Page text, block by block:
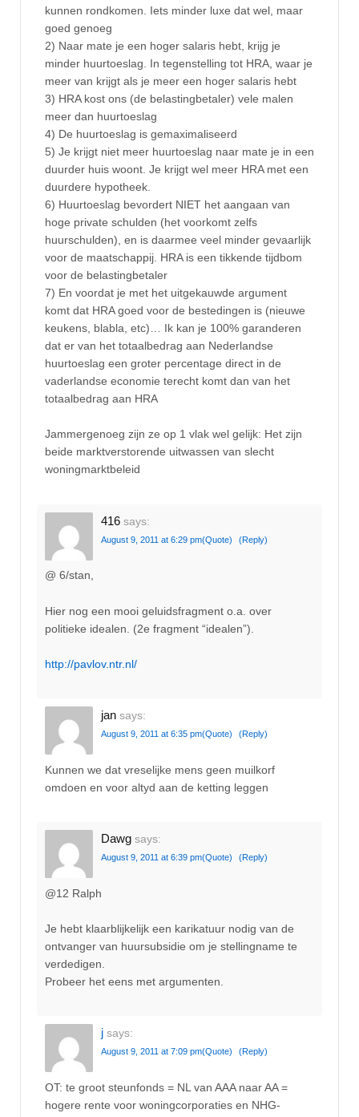
kunnen rondkomen. Iets minder luxe dat wel, maar
goed genoeg
2) Naar mate je een hoger salaris hebt, krijg je
minder huurtoeslag. In tegenstelling tot HRA, waar je
meer van krijgt als je meer een hoger salaris hebt
3) HRA kost ons (de belastingbetaler) vele malen
meer dan huurtoeslag
4) De huurtoeslag is gemaximaliseerd
5) Je krijgt niet meer huurtoeslag naar mate je in een
duurder huis woont. Je krijgt wel meer HRA met een
duurdere hypotheek.
6) Huurtoeslag bevordert NIET het aangaan van
hoge private schulden (het voorkomt zelfs
huurschulden), en is daarmee veel minder gevaarlijk
voor de maatschappij. HRA is een tikkende tijdbom
voor de belastingbetaler
7) En voordat je met het uitgekauwde argument
komt dat HRA goed voor de bestedingen is (nieuwe
keukens, blabla, etc)… Ik kan je 100% garanderen
dat er van het totaalbedrag aan Nederlandse
huurtoeslag een groter percentage direct in de
vaderlandse economie terecht komt dan van het
totaalbedrag aan HRA
Jammergenoeg zijn ze op 1 vlak wel gelijk: Het zijn
beide marktverstorende uitwassen van slecht
woningmarktbeleid
416 says:
August 9, 2011 at 6:29 pm(Quote) (Reply)
@ 6/stan,
Hier nog een mooi geluidsfragment o.a. over
politieke idealen. (2e fragment “idealen”).
http://pavlov.ntr.nl/
jan says:
August 9, 2011 at 6:35 pm(Quote) (Reply)
Kunnen we dat vreselijke mens geen muilkorf
omdoen en voor altyd aan de ketting leggen
Dawg says:
August 9, 2011 at 6:39 pm(Quote) (Reply)
@12 Ralph
Je hebt klaarblijkelijk een karikatuur nodig van de
ontvanger van huursubsidie om je stellingname te
verdedigen.
Probeer het eens met argumenten.
j says:
August 9, 2011 at 7:09 pm(Quote) (Reply)
OT: te groot steunfonds = NL van AAA naar AA =
hogere rente voor woningcorporaties en NHG-